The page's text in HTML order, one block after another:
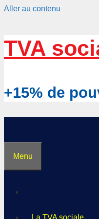
Aller au contenu
TVA
+15% de
Menu
La TVA sociale